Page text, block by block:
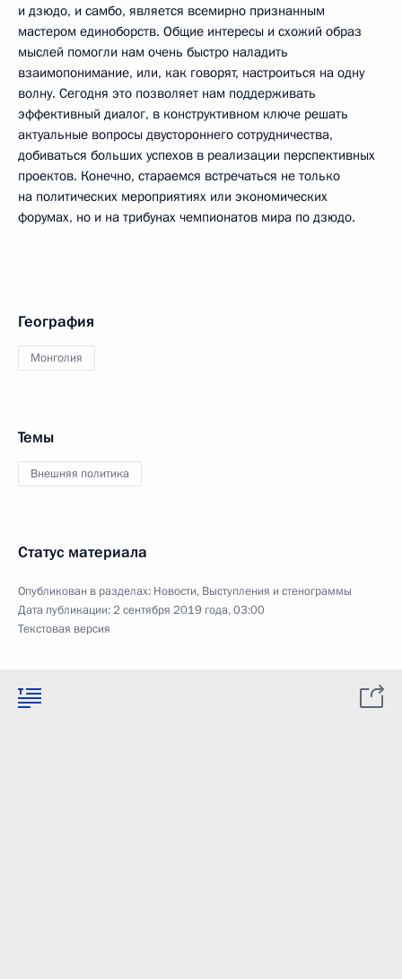
и дзюдо, и самбо, является всемирно признанным
мастером единоборств. Общие интересы и схожий образ
мыслей помогли нам очень быстро наладить
взаимопонимание, или, как говорят, настроиться на одну
волну. Сегодня это позволяет нам поддерживать
эффективный диалог, в конструктивном ключе решать
актуальные вопросы двустороннего сотрудничества,
добиваться больших успехов в реализации перспективных
проектов. Конечно, стараемся встречаться не только
на политических мероприятиях или экономических
форумах, но и на трибунах чемпионатов мира по дзюдо.
География
Монголия
Темы
Внешняя политика
Статус материала
Опубликован в разделах: Новости, Выступления и стенограммы
Дата публикации:2 сентября 2019 года, 03:00
Текстовая версия